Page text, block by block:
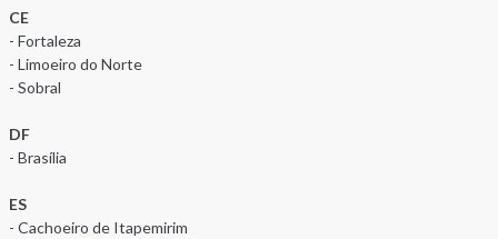
CE
- Fortaleza
- Limoeiro do Norte
- Sobral
DF
- Brasília
ES
- Cachoeiro de Itapemirim